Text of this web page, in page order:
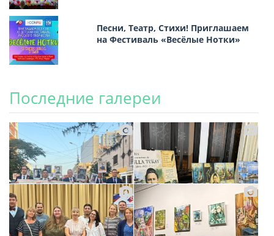
Песни, Театр, Стихи! Приглашаем
на Фестиваль «Весёлые Нотки»
Последние галереи